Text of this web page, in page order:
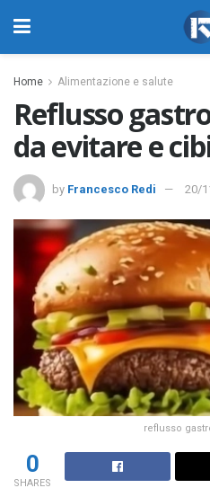
Home Alimentazione e salute
Reflusso
da evitare e
by Francesco Redi 20/
reflusso
0
SHARES